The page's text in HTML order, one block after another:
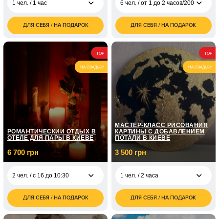
1 чел. / 1 час
1 500
грн
1 800
грн
ДЛЯ СЕБЯ / НА ПОДАРОК
6 чел. / от 1 до 2 часов/200 шаров
6 чел. / от 1 до 2
часов/200 шаров
грн
6 чел. / от 1 до 2
часов/300 шаров
4 500
грн
6 чел. / от 1 до 2
часов/500 шаров
6 000
грн
ДЛЯ СЕБЯ / НА ПОДАРОК
TOP
НА СВАДЬБУ
РОМАНТИЧЕСКИЙ ОТДЫХ В
ОТЕЛЕ ДЛЯ ПАРЫ В КИЕВЕ
6 700 грн
2 чел. / с 16 до 10:30
6 700
грн
ДЛЯ СЕБЯ / НА ПОДАРОК
TOP
НА СВАДЬБУ
МАСТЕР-КЛАСС РИСОВАНИЯ
КАРТИНЫ С ДОБАВЛЕНИЕМ
ПОТАЛИ В КИЕВЕ
3 500 грн
1 чел. / 2 часа
3 500
грн
ДЛЯ СЕБЯ / НА ПОДАРОК